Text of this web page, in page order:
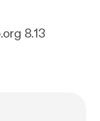
8.13